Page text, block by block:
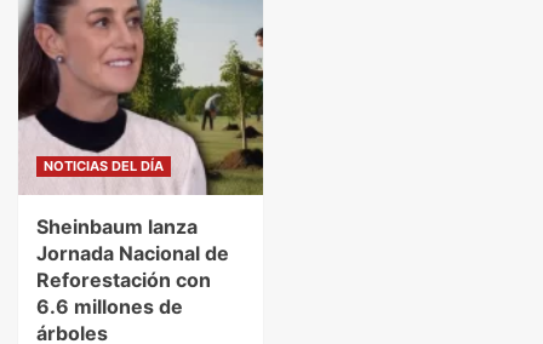
NOTICIAS DEL DÍA
Sheinbaum lanza
Jornada Nacional de
Reforestación con
6.6 millones de
árboles